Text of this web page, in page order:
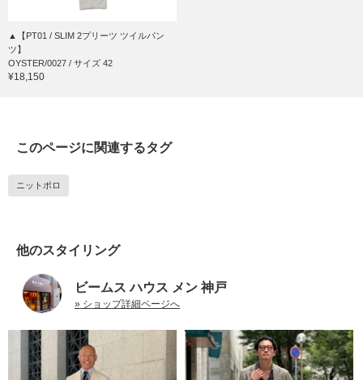
▲【PT01 / SLIM 2プリーツ ツイルパン
ツ】
OYSTER/0027 / サイズ 42
¥18,150
このページに関連するタグ
ニットポロ
他のスタイリング
ビームス ハウス メン 神戸
» ショップ詳細ページへ